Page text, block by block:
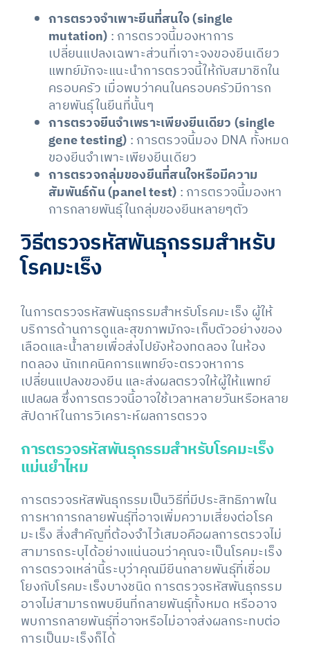
การตรวจจำเพาะยีนที่สนใจ (single
mutation) : การตรวจนี้มองหาการ
เปลี่ยนแปลงเฉพาะส่วนที่เจาะจงของยีนเดียว
แพทย์มักจะแนะนำการตรวจนี้ให้กับสมาชิกใน
ครอบครัว เมื่อพบว่าคนในครอบครัวมีการก
ลายพันธุ์ในยีนที่นั้นๆ
การตรวจยีนจำเพราะเพียงยีนเดียว (single
gene testing) : การตรวจนี้มอง DNA ทั้งหมด
ของยีนจำเพาะเพียงยีนเดียว
การตรวจกลุ่มของยีนที่สนใจหรือมีความ
สัมพันธ์กัน (panel test) : การตรวจนี้มองหา
การกลายพันธุ์ในกลุ่มของยีนหลายๆตัว
วิธีตรวจรหัสพันธุกรรมสำหรับ
โรคมะเร็ง
ในการตรวจรหัสพันธุกรรมสำหรับโรคมะเร็ง ผู้ให้
บริการด้านการดูและสุขภาพมักจะเก็บตัวอย่างของ
เลือดและน้ำลายเพื่อส่งไปยังห้องทดลอง ในห้อง
ทดลอง นักเทคนิคการแพทย์จะตรวจหาการ
เปลี่ยนแปลงของยีน และส่งผลตรวจให้ผู้ให้แพทย์
แปลผล ซึ่งการตรวจนี้อาจใช้เวลาหลายวันหรือหลาย
สัปดาห์ในการวิเคราะห์ผลการตรวจ
การตรวจรหัสพันธุกรรมสำหรับโรคมะเร็ง
แม่นยำไหม
การตรวจรหัสพันธุกรรมเป็นวิธีที่มีประสิทธิภาพใน
การหาการกลายพันธุ์ที่อาจเพิ่มความเสี่ยงต่อโรค
มะเร็ง สิ่งสำคัญที่ต้องจำไว้เสมอคือผลการตรวจไม่
สามารถระบุได้อย่างแน่นอนว่าคุณจะเป็นโรคมะเร็ง
การตรวจเหล่านี้ระบุว่าคุณมียีนกลายพันธุ์ที่เชื่อม
โยงกับโรคมะเร็งบางชนิด การตรวจรหัสพันธุกรรม
อาจไม่สามารถพบยีนที่กลายพันธุ์ทั้งหมด หรืออาจ
พบการกลายพันธุ์ที่อาจหรือไม่อาจส่งผลกระทบต่อ
การเป็นมะเร็งก็ได้